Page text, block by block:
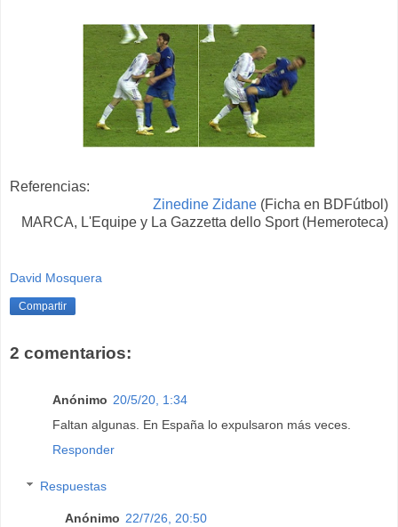
Referencias:
Zinedine Zidane (Ficha en BDFútbol)
MARCA, L'Equipe y La Gazzetta dello Sport (Hemeroteca)
David Mosquera
Compartir
2 comentarios:
Anónimo 20/5/20, 1:34
Faltan algunas. En España lo expulsaron más veces.
Responder
Respuestas
Anónimo 22/7/26, 20:50